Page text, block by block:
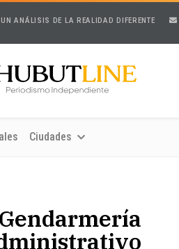
ANÁLISIS DE LA REALIDAD DIFERENTE
Ciudades